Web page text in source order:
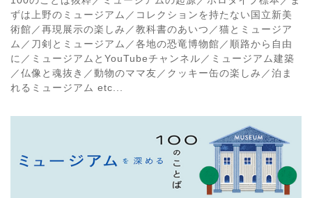
ずは上野のミュージアム／コレクションを持たない国立新美
術館／再現展示の楽しみ／教科書のあいつ／猫とミュージア
ム／刀剣とミュージアム／各地の恐竜博物館／順路から自由
に／ミュージアムとYouTubeチャンネル／ミュージアム建築
／仏像と魂抜き／動物のママ友／クッキー缶の楽しみ／泊ま
れるミュージアム etc...